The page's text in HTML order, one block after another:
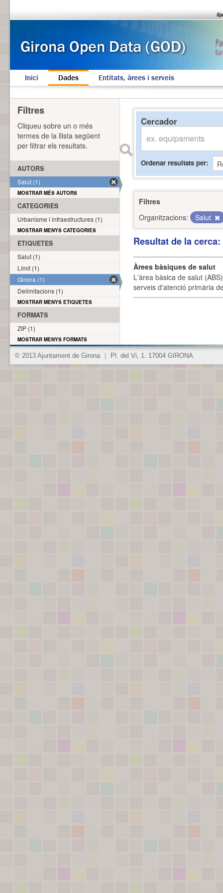
Inici Dades Entitats, àrees i serveis
Cercador
Ordenar resultats per
Filtres
Organitzacions:
Salut
Resultat de la
Àrees bàsiques de salut
L'àrea bàsica de salut
serveis d'atenció primària
Filtres
Cliqueu sobre un o més
termes de la llista següent
per filtrar els resultats.
AUTORS
Salut (1)
MOSTRAR MÉS AUTORS
CATEGORIES
Urbanisme i infraestructures (1)
MOSTRAR MENYS CATEGORIES
ETIQUETES
Salut (1)
Límit (1)
Girona (1)
Delimitacions (1)
MOSTRAR MENYS ETIQUETES
FORMATS
ZIP (1)
MOSTRAR MENYS FORMATS
© 2013 Ajuntament de Girona Pl. del Vi, 1. 17004 GIRONA